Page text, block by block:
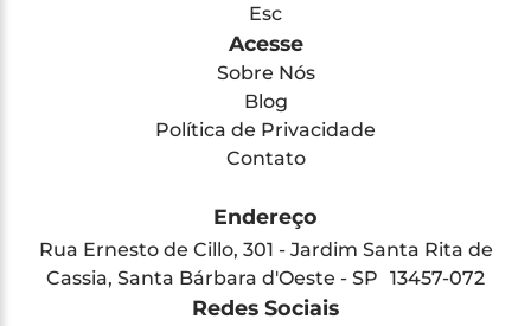
Esc
Acesse
Sobre Nós
Blog
Política de Privacidade
Contato
Endereço
Rua Ernesto de Cillo, 301 - Jardim Santa Rita de
Cassia, Santa Bárbara d'Oeste - SP 13457-072
Redes Sociais